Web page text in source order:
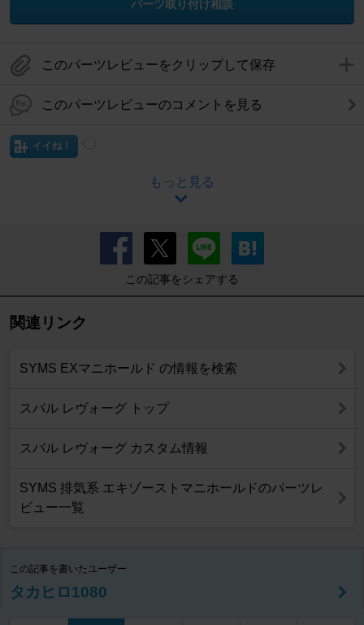
パーツ取り付け相談
このパーツレビューをクリップして保存
このパーツレビューのコメントを見る
イイね！
もっと見る
この記事をシェアする
関連リンク
SYMS EXマニホールド の情報を検索
スバル レヴォーグ トップ
スバル レヴォーグ カスタム情報
SYMS 排気系 エキゾーストマニホールドのパーツレ
ビュー一覧
この記事を書いたユーザー
タカヒロ1080